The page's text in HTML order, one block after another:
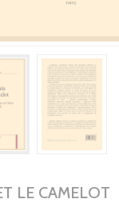
LE CAMELOT